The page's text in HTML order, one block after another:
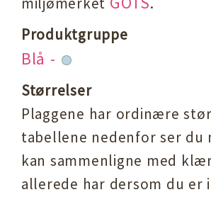
Produktgruppe
Blå -
Størrelser
Plaggene har ordinære
tabellene nedenfor ser du
kan sammenligne med
allerede har dersom du er